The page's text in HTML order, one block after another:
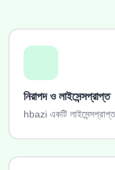
নিরাপদ ও লাইসেন্সপ্রাপ্ত
hbazi একটি